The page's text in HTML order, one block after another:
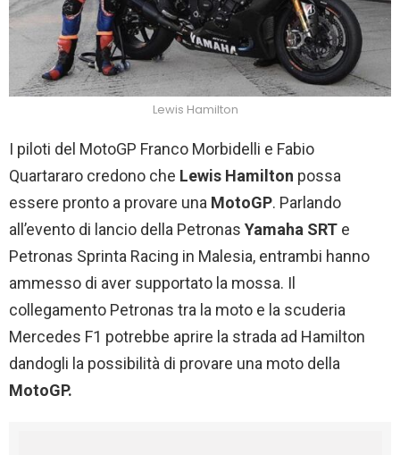
Lewis Hamilton
I piloti del MotoGP Franco Morbidelli e Fabio
Quartararo credono che Lewis Hamilton possa
essere pronto a provare una MotoGP. Parlando
all’evento di lancio della Petronas Yamaha SRT e
Petronas Sprinta Racing in Malesia, entrambi hanno
ammesso di aver supportato la mossa. Il
collegamento Petronas tra la moto e la scuderia
Mercedes F1 potrebbe aprire la strada ad Hamilton
dandogli la possibilità di provare una moto della
MotoGP.